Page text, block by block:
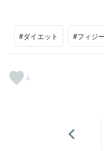
#ダイエット #フィジ
4